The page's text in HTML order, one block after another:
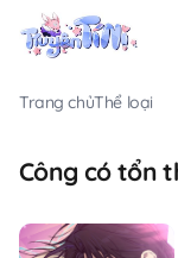
Trang chủThể loại
Công có tổn